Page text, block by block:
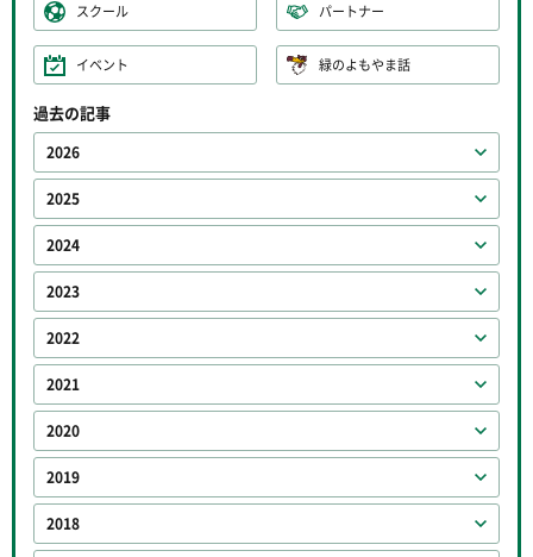
スクール パートナー
イベント 緑のよもやま話
過去の記事
2026
2025
2024
2023
2022
2021
2020
2019
2018